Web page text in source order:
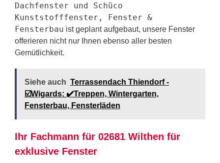
Dachfenster und Schüco
Kunststofffenster, Fenster &
Fensterbau ist geplant aufgebaut, unsere Fenster
offerieren nicht nur Ihnen ebenso aller besten
Gemütlichkeit.
Siehe auch Terrassendach Thiendorf -
☑️Wigards: ✔️Treppen, Wintergarten,
Fensterbau, Fensterläden
Ihr Fachmann für 02681 Wilthen für
exklusive Fenster